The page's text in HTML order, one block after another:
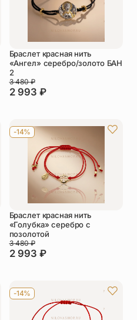
Браслет красная нить
«Ангел» серебро/золото БАН
2
2 993 ₽
3 480₽
-14%
Браслет красная нить
«Голубка» серебро с
позолотой
2 993 ₽
3 480₽
-14%